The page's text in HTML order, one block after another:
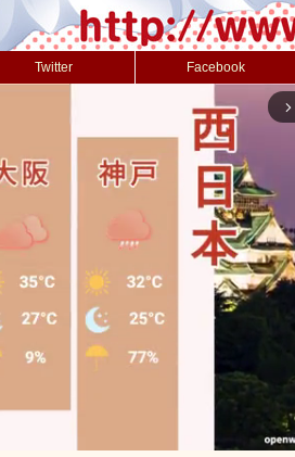
Twitter Facebook
arrow_forward_ios